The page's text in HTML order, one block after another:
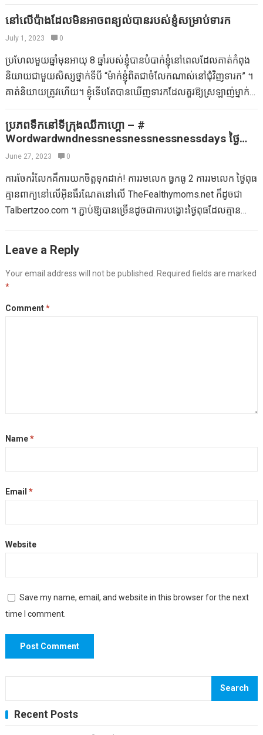
បញ្ហាពិត។ រឿងមួយទៀតគឺនេះ:…
Racetrack ។ រក្សាប៊ិចរបស់អ្នកចេញដើម្បីគូរផ្លូវផ្លូវឬទីក្រុងនៅលើក្រដាស
មួយសន្លឹក។ ប្រើកាក់ពីកាបូបរបស់អ្នកនៅពេលឡានឬតួអង្គក្នុងដំណើរផ្សង
ព្រេងរបស់អ្នក។ ខ្ញុំឈ្លបយកការណ៍។ ។ ។ សូម្បីតែក្មេងតូចៗក៏អាចចាប់បាន
ក្នុងហ្គេមដែលមានការស្មានជាមូលដ្ឋាននេះដែរ។ ស្វែងរកវត្ថុមួយហើយ
ផ្គត់ផ្គង់ព័ត៌មានជំនួយ: “ខ្ញុំឈ្លបយកការណ៍ដោយភ្នែកតូចរបស់ខ្ញុំអ្វីមួយ
រង់ចាំនិងការកកស្ទះចរាចរណ៍។ ស្លាបព្រានៅលើច្រមុះ។ ត្រូវការការ
រំខានឆើតឆាយសម្រាប់ការរង់ចាំយូរនៅភោជនីយដ្ឋាន? រកមើលកន្លែងផ្សេង
ទៀត។ ជូតមេដៃរបស់អ្នកនៅខាងក្នុងនៃស្លាបព្រាដែកដកដង្ហើមខ្លាំងលើវា
ទៀត។ យូរ ៗ ទៅនៅពេលដែលគាត់ស្លៀកអាវគាត់បានជំនួសមួកការពារផ្លូវ
“ខាងស្តាំ” ។ នេះកំពុងផ្តល់ឱ្យយើងនូវទស្សនៈដ៏ល្អបំផុតចំពោះអ្វីដែលគាត់
គេហៅថាអាវក្រោយគណបក្ស – មិនបាន – មិនត្រូវបានគ្របដណ្តប់
ពេញលេញ – My-Minriff-in-ITIS ។ [សូមអរគុណសម្រាប់គំនិត, 43, រូប
ភាព!]
នៅលើប៉ាងដែលមិនអាចពន្យល់បានរបស់ខ្ញុំសម្រាប់ទារក
July 1, 2023 0
ប្រហែលមួយឆ្នាំមុនអាយុ 8 ឆ្នាំរបស់ខ្ញុំបានបំបាក់ខ្ញុំនៅពេលដែលគាត់កំពុង
និយាយជាមួយសិស្សថ្នាក់ទីបី “ម៉ាក់ខ្ញុំពិតជាចំលែកណាស់នៅជុំវិញទារក” ។
គាត់និយាយត្រូវហើយ។ ខ្ញុំទើបតែបានឃើញទារកដែលគួរឱ្យស្រឡាញ់ម្នាក់
ខ្ញុំបាននិយាយអ្វីមួយដូចជាអូហូហូ! ” ហើយបានកាន់អូវែរ។ ឥឡូវកូនដែល
មានអាយុតិចបំផុតរបស់ខ្ញុំមានអាយុ 3 ឆ្នាំខ្ញុំឈឺរិលសម្រាប់ទារក។ នៅពេល
ដែលខ្ញុំបន្តធ្វើឱ្យអាហារនិងហាងរបស់គាត់សម្រាប់សម្លៀកបំពាក់របស់គាត់ខ្ញុំ
មិនអាចជួយបានទេប៉ុន្តែកត់សម្គាល់ថាគាត់មិនតូចទៀតទេ។ កូនខ្ញុំមិនមាន
កូនទេ។ គាត់អាចរកឃើញការសម្តែងរបស់គាត់ផ្ទាល់នៅលើហុល + សម្រាប់
ជាប្រយោជន៍របស់ព្រះ។ Parschool របស់ Sawyer កំពុងក្លាយជាបងប្អូន
បង្កើតដ៏ធំមួយ។ ម៉ាម៉ានិងប៉ាសនិយាយអ្វីអំពីរឿងរបស់ពួកគេខាកគីដែលទើប
និយាយដោយការនិយាយដោយប្រយ័ត្នប្រយែងដោយការឡើងភ្នំនៅពីមុខ
បាននៅត្រីមាសទី 1 ដំបូងរបស់ខ្ញុំ។ នៅពេលខ្ញុំព្យាយាមធ្វើឱ្យការសន្ទនាសម
ខ្ញុំគឺស្រស់ស្អាតណាស់។ ខ្ញុំក្រឡេកមើលជុំវិញមិត្តភក្ដិខ្ញុំមានកូនច្រើនហើយខ្ញុំ
ប្រភពទឹកនៅទីក្រុងឈីកាហ្គោ – #
Wordwardwndnessnessnessnessnessdays ថ្ងៃ
អង្គារ
June 27, 2023 0
ការចែករំលែកគឺការយកចិត្តទុកដាក់! ការរមលេក ធ្វកធូ 2 ការរមលេក ថ្ងៃពុធ
គ្មានពាក្យនៅលើអ៊ិនធឺរណែតនៅលើ TheFealthymoms.net ក៏ដូចជា
Talbertzoo.com ។ ភ្ជាប់ឱ្យបានច្រើនដូចជាការបង្ហោះថ្ងៃពុធដែលគ្មាន
ផ្លូវនៅមាត់ទន្លេក៏ដូចជាឈប់ថតរូបនៃប្រភពទឹកអនុស្សាវរីយ៍
របស់ប៊្លុងឃីងហាំម។ ប្រភពទឹករំអនុស្សាវរីយ៍អនុស្សាវរីយ៍ Clarence
Bugingham មួយនៃប្រភពទឹកធំបំផុតនៅលើពិភពលោកក៏ដូចជាបានគិតអំពី
ប្រភពទឹកជោមជ្រោមជ្រៅមួយដ៏ល្អបំផុតនៅអាមេរិក។ បានបរិច្ចាគ
Leave a Reply
Your email address will not be published.
Required fields are marked
*
Comment*
Name*
Email *
Website
Save my name, email, and website in this browser for the next
time I comment.
Search
Recent Posts